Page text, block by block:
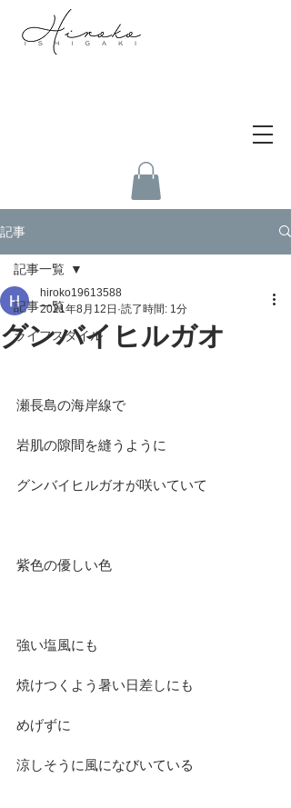
記事
記事一覧
ライフスタイル
記事一覧
グンバイヒルガオ
hiroko19613588
2021年8月12日 読了時間: 1分
瀬長島の海岸線で
岩肌の隙間を縫うように
グンバイヒルガオが咲いていて
紫色の優しい色
強い塩風にも
焼けつくよう暑い日差しにも
めげずに
涼しそうに風になびいている